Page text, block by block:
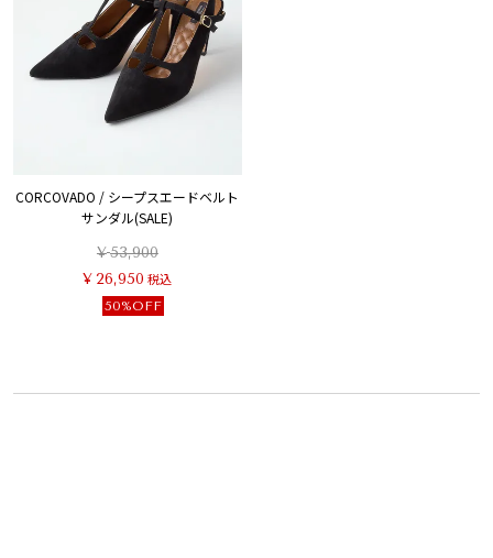
CORCOVADO / シープスエードベルト
サンダル(SALE)
¥53,900
¥ 26,950 税込
50%OFF